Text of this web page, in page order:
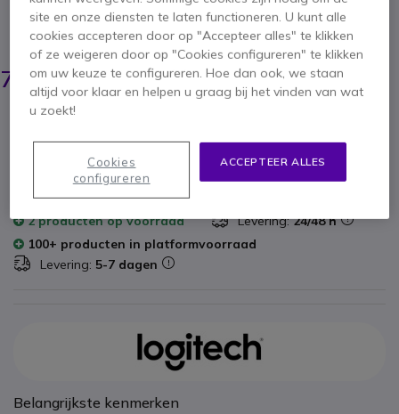
Ergonomische Muis voor Optimale Comfort
BESPAAR 68,00 €
139,95 €
71,95 € ex. BTW - 87,06 €
Aantal
OFFERTE BINNEN 4 UUR
2 productenop voorraad Levering:24/48 h
100+ producten in platformvoorraad
Levering: 5-7 dagen
Belangrijkste kenmerken
site en onze diensten te laten functioneren. U kunt alle
cookies accepteren door op "Accepteer alles" te klikken
of ze weigeren door op "Cookies configureren" te klikken
om uw keuze te configureren. Hoe dan ook, we staan
altijd voor klaar en helpen u graag bij het vinden van wat
u zoekt!
ACCEPTEER ALLES
Cookies
configureren